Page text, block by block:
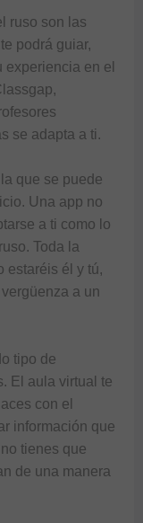
ruso son las
podrá guiar,
experiencia en el
se adapta a ti.
que se puede
Una app no
a ti como lo
Toda la
estaréis él y tú,
a un
tipo de
El aula virtual te
con el
información que
tienes que
de una manera